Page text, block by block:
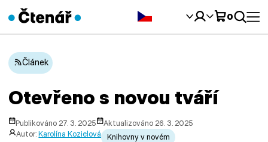
0
Článek
Otevřeno s novou tváří
Publikováno 27. 3. 2025
Aktualizováno 26. 3. 2025
Autor:Karolína Kozielová
Knihovny v novém